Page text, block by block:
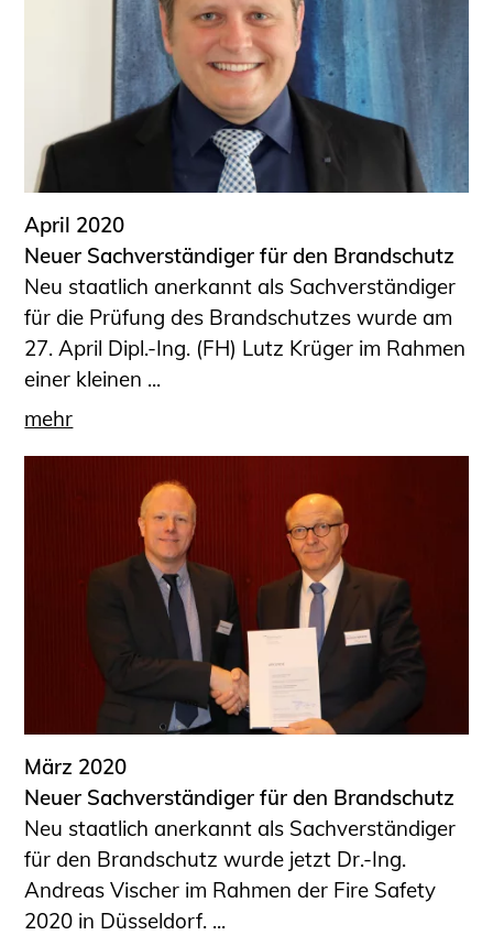
April 2020
Neuer Sachverständiger für den Brandschutz
Neu staatlich anerkannt als Sachverständiger
für die Prüfung des Brandschutzes wurde am
27. April Dipl.-Ing. (FH) Lutz Krüger im Rahmen
einer kleinen ...
mehr
März 2020
Neuer Sachverständiger für den Brandschutz
Neu staatlich anerkannt als Sachverständiger
für den Brandschutz wurde jetzt Dr.-Ing.
Andreas Vischer im Rahmen der Fire Safety
2020 in Düsseldorf. ...